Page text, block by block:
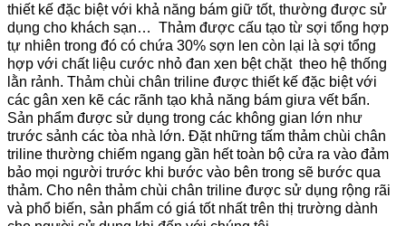
thiết kế đặc biệt với khả năng bám giữ tốt, thường được sử
dụng cho khách sạn… Thảm được cấu tạo từ sợi tổng hợp
tự nhiên trong đó có chứa 30% sợn len còn lại là sợi tổng
hợp với chất liệu cước nhỏ đan xen bệt chặt theo hệ thống
lằn rảnh. Thảm chùi chân triline được thiết kế đặc biệt với
các gân xen kẽ các rãnh tạo khả năng bám giưa vết bẩn.
Sản phẩm được sử dụng trong các không gian lớn như
trước sảnh các tòa nhà lớn. Đặt những tấm thảm chùi chân
triline thường chiếm ngang gần hết toàn bộ cửa ra vào đảm
bảo mọi người trước khi bước vào bên trong sẽ bước qua
thảm. Cho nên thảm chùi chân triline được sử dụng rộng rãi
và phổ biến, sản phẩm có giá tốt nhất trên thị trường dành